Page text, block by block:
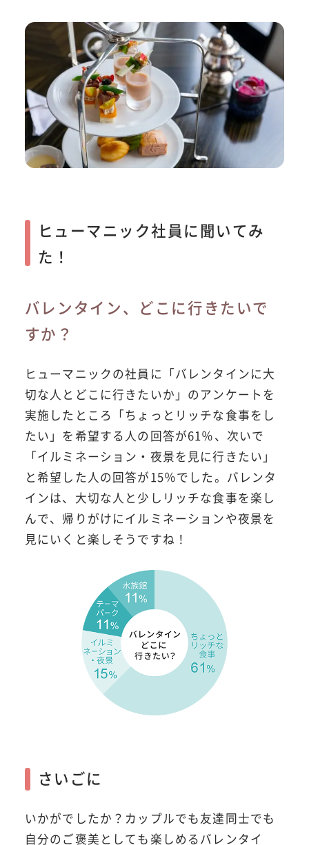
ヒューマニック社員に聞いてみ
た！
バレンタイン、どこに行きたいで
すか？
ヒューマニックの社員に「バレンタインに大
切な人とどこに行きたいか」のアンケートを
実施したところ「ちょっとリッチな食事をし
たい」を希望する人の回答が61％、次いで
「イルミネーション・夜景を見に行きたい」
と希望した人の回答が15％でした。バレンタ
インは、大切な人と少しリッチな食事を楽し
んで、帰りがけにイルミネーションや夜景を
見にいくと楽しそうですね！
さいごに
いかがでしたか？カップルでも友達同士でも
自分のご褒美としても楽しめるバレンタイ